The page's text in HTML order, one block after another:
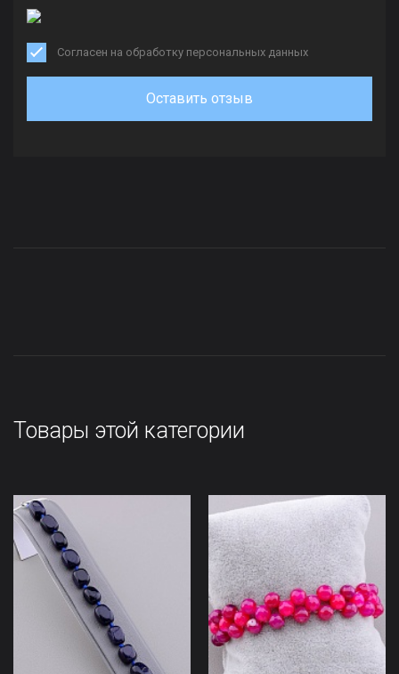
Согласен на обработку персональных данных
Оставить отзыв
Товары этой категории